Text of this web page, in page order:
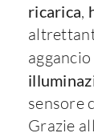
ricarica,
sensore
Grazie